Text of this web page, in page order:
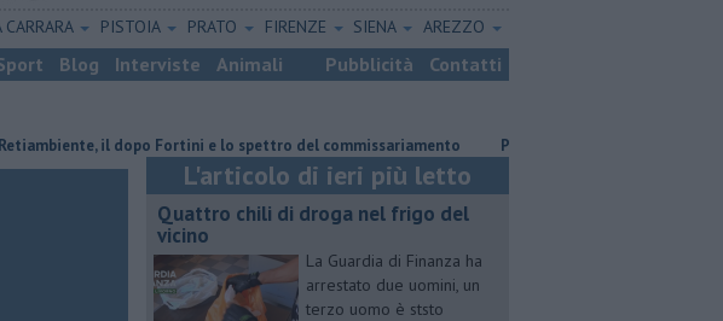
CARRARA PISTOIA PRATO FIRENZE SIENA AREZZO
Blog Interviste Animali Pubblicità Contatti
il dopo Fortini e lo spettro del commissariamento Parco eolico in mare, Confagricoltura
L'articolo di ieri più letto
Quattro chili di droga nel frigo del
vicino
La Guardia di Finanza ha
arrestato due uomini, un
terzo uomo è ststo